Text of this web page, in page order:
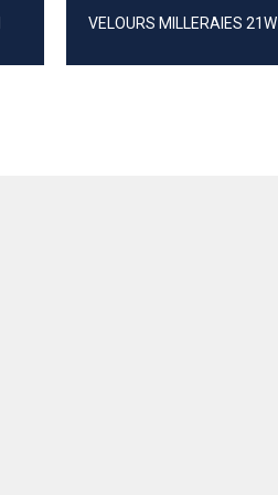
VELOURS MILLERAIES 21W